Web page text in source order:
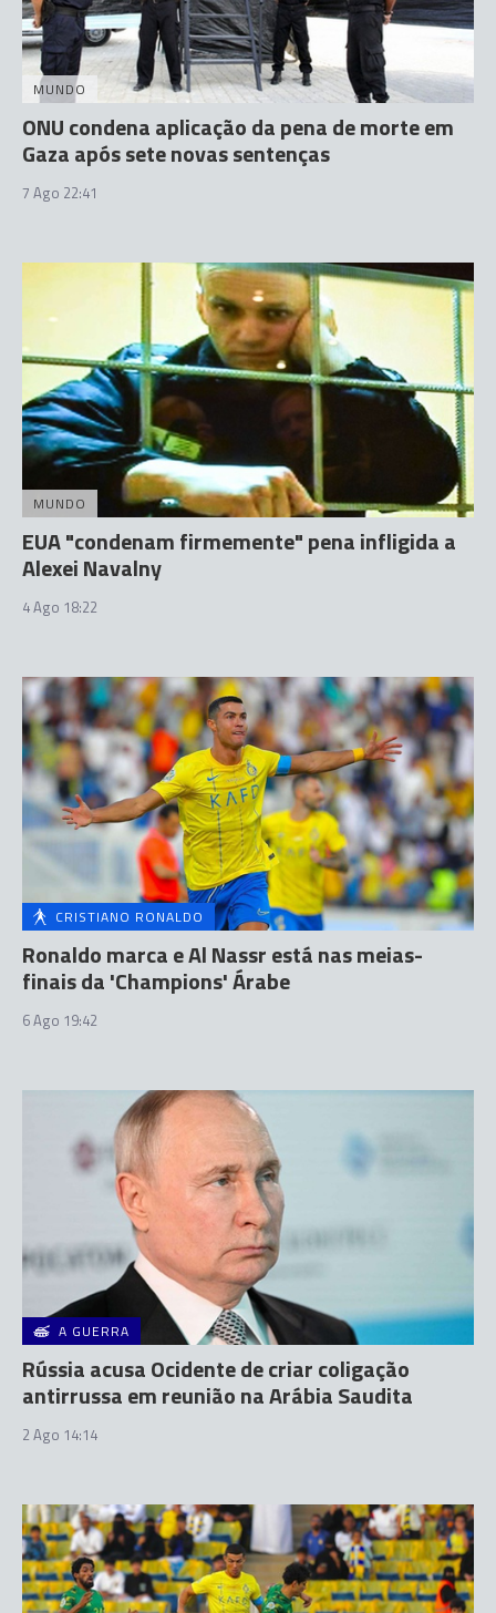
MUNDO
ONU condena aplicação da pena de morte em
Gaza após sete novas sentenças
7 Ago 22:41
MUNDO
EUA "condenam firmemente" pena infligida a
Alexei Navalny
4 Ago 18:22
CRISTIANO RONALDO
Ronaldo marca e Al Nassr está nas meias-
finais da 'Champions' Árabe
6 Ago 19:42
A GUERRA
Rússia acusa Ocidente de criar coligação
antirrussa em reunião na Arábia Saudita
2 Ago 14:14